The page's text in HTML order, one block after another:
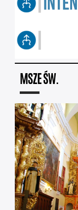
MSZE ŚW.